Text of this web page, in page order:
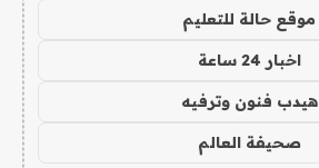
موقع حالة للتعليم
اخبار 24 ساعة
هيدب فنون وترفيه
صحيفة العالم